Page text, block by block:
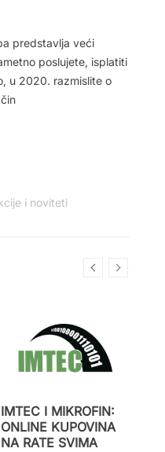
predstavlja veći
poslujete, isplatiti
u 2020. razmislite o
i noviteti
IMTEC I MIKROFIN:
ONLINE KUPOVINA
NA RATE SVIMA